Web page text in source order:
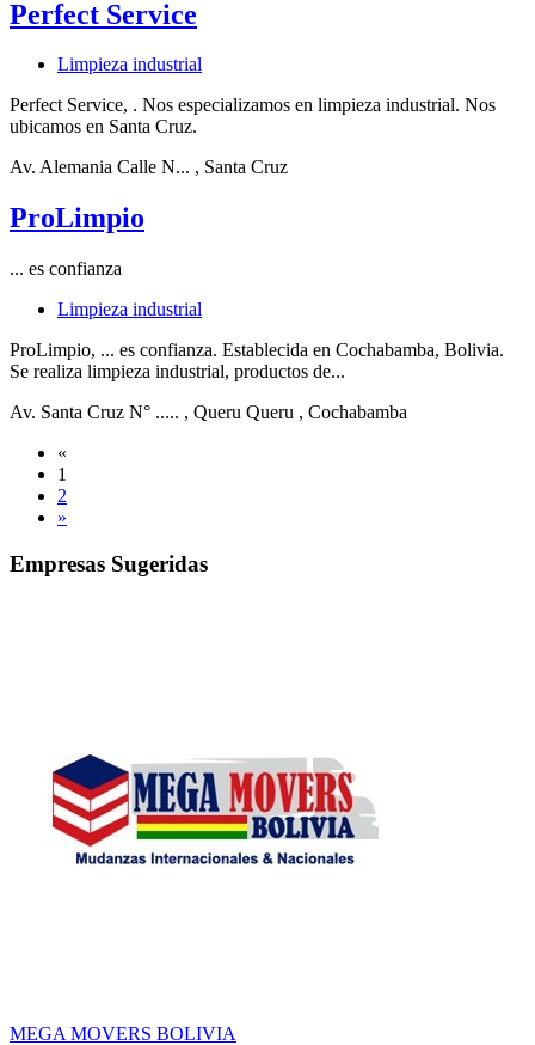
Perfect Service
Limpieza industrial
Perfect Service, . Nos especializamos en limpieza industrial. Nos
ubicamos en Santa Cruz.
Av. Alemania Calle N... , Santa Cruz
ProLimpio
... es confianza
Limpieza industrial
ProLimpio, ... es confianza. Establecida en Cochabamba, Bolivia.
Se realiza limpieza industrial, productos de...
Av. Santa Cruz N° ..... , Queru Queru , Cochabamba
«
1
2
»
Empresas Sugeridas
MEGA MOVERS BOLIVIA